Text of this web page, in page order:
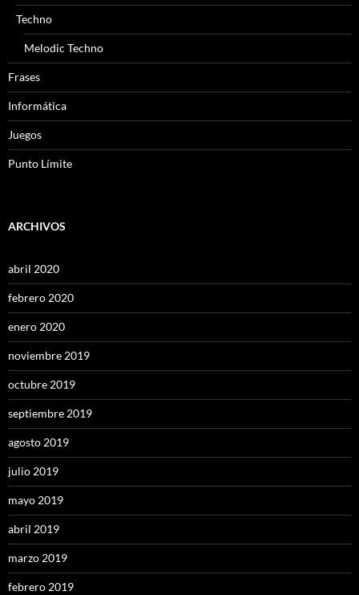
Techno
Melodic Techno
Frases
Informática
Juegos
Punto Límite
ARCHIVOS
abril 2020
febrero 2020
enero 2020
noviembre 2019
octubre 2019
septiembre 2019
agosto 2019
julio 2019
mayo 2019
abril 2019
marzo 2019
febrero 2019